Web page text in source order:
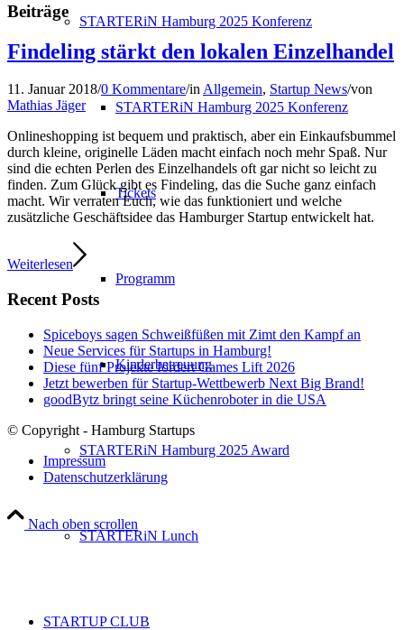
STARTERiN Hamburg 2025 Konferenz
STARTERiN Hamburg 2025 Konferenz
Tickets
Programm
Kinderbetreuung
STARTERiN Hamburg 2025 Award
STARTERiN Lunch
STARTUP CLUB
Beiträge
Findeling stärkt den lokalen Einzelhandel
11. Januar 2018/0 Kommentare/inAllgemein, Startup News/von
Mathias Jäger
Onlineshopping ist bequem und praktisch, aber ein Einkaufsbummel
durch kleine, originelle Läden macht einfach noch mehr Spaß. Nur
sind die echten Perlen des Einzelhandels oft gar nicht so leicht zu
finden. Zum Glück gibt es Findeling, das die Suche ganz einfach
macht. Wir verraten Euch, wie das funktioniert und welche
zusätzliche Geschäftsidee das Hamburger Startup entwickelt hat.
Weiterlesen
Recent Posts
Spiceboys sagen Schweißfüßen mit Zimt den Kampf an
Neue Services für Startups in Hamburg!
Diese fünf Projekte fördert Games Lift 2026
Jetzt bewerben für Startup-Wettbewerb Next Big Brand!
goodBytz bringt seine Küchenroboter in die USA
© Copyright - Hamburg Startups
Impressum
Datenschutzerklärung
Nach oben scrollen